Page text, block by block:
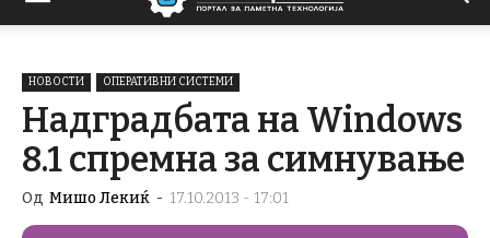
НОВОСТИ ОПЕРАТИВНИ СИСТЕМИ
Надградбата на Windows
8.1 спремна за симнување
Од Мишо Лекиќ - 17.10.2013 - 17:01